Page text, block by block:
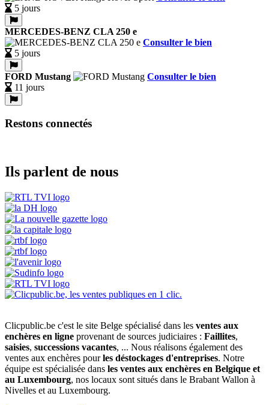
5 jours
MERCEDES-BENZ CLA 250 e
Consulter le bien
5 jours
FORD Mustang
Consulter le bien
11 jours
Restons connectés
Ils parlent de nous
Clicpublic.be c'est le site Belge spécialisé dans les ventes aux
enchères en ligne provenant de sources judiciaires : Faillites,
saisies, successions vacantes, ... Nous réalisons également des
ventes aux enchères pourles déstockages d'entreprises. Notre
équipe est spécialisée dans les ventes aux enchères en Belgique et
au Luxembourg, nos locaux sont situés dans le Brabant Wallon à
Nivelles et au Luxembourg.